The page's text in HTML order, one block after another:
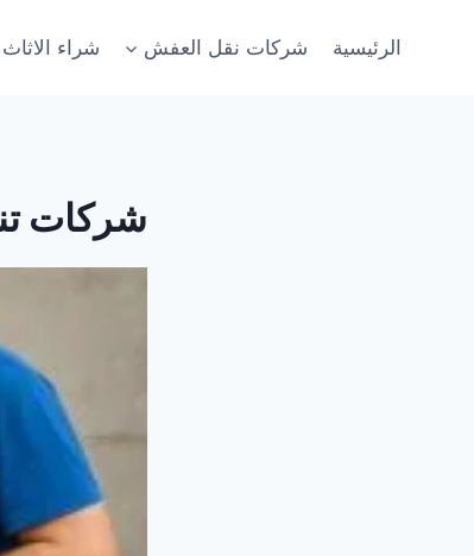
الرئيسية شركات نقل العفش شراء
شركات